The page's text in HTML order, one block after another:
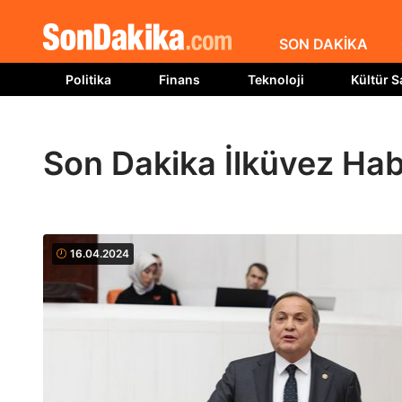
SON DAKİKA
Politika Finans Teknoloji Kültür
Son Dakika İlküvez
16.04.2024